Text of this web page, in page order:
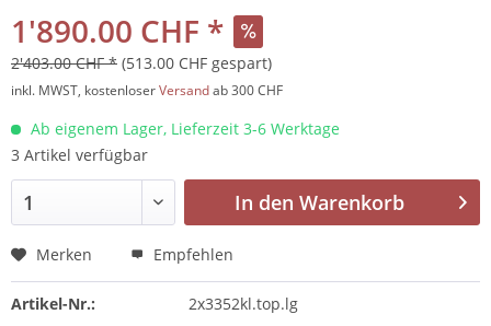
1'890.00 CHF *
2'403.00 CHF * (513.00 CHF gespart)
inkl. MWST, kostenloserVersandab 300 CHF
Ab eigenem Lager, Lieferzeit 3-6 Werktage
3 Artikel verfügbar
In den Warenkorb
Merken Empfehlen
Artikel-Nr.: 2x3352kl.top.lg